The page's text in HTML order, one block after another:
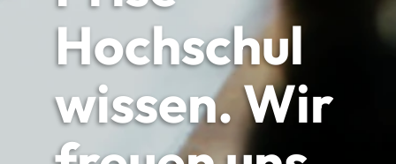
Hochschul
wissen. Wir